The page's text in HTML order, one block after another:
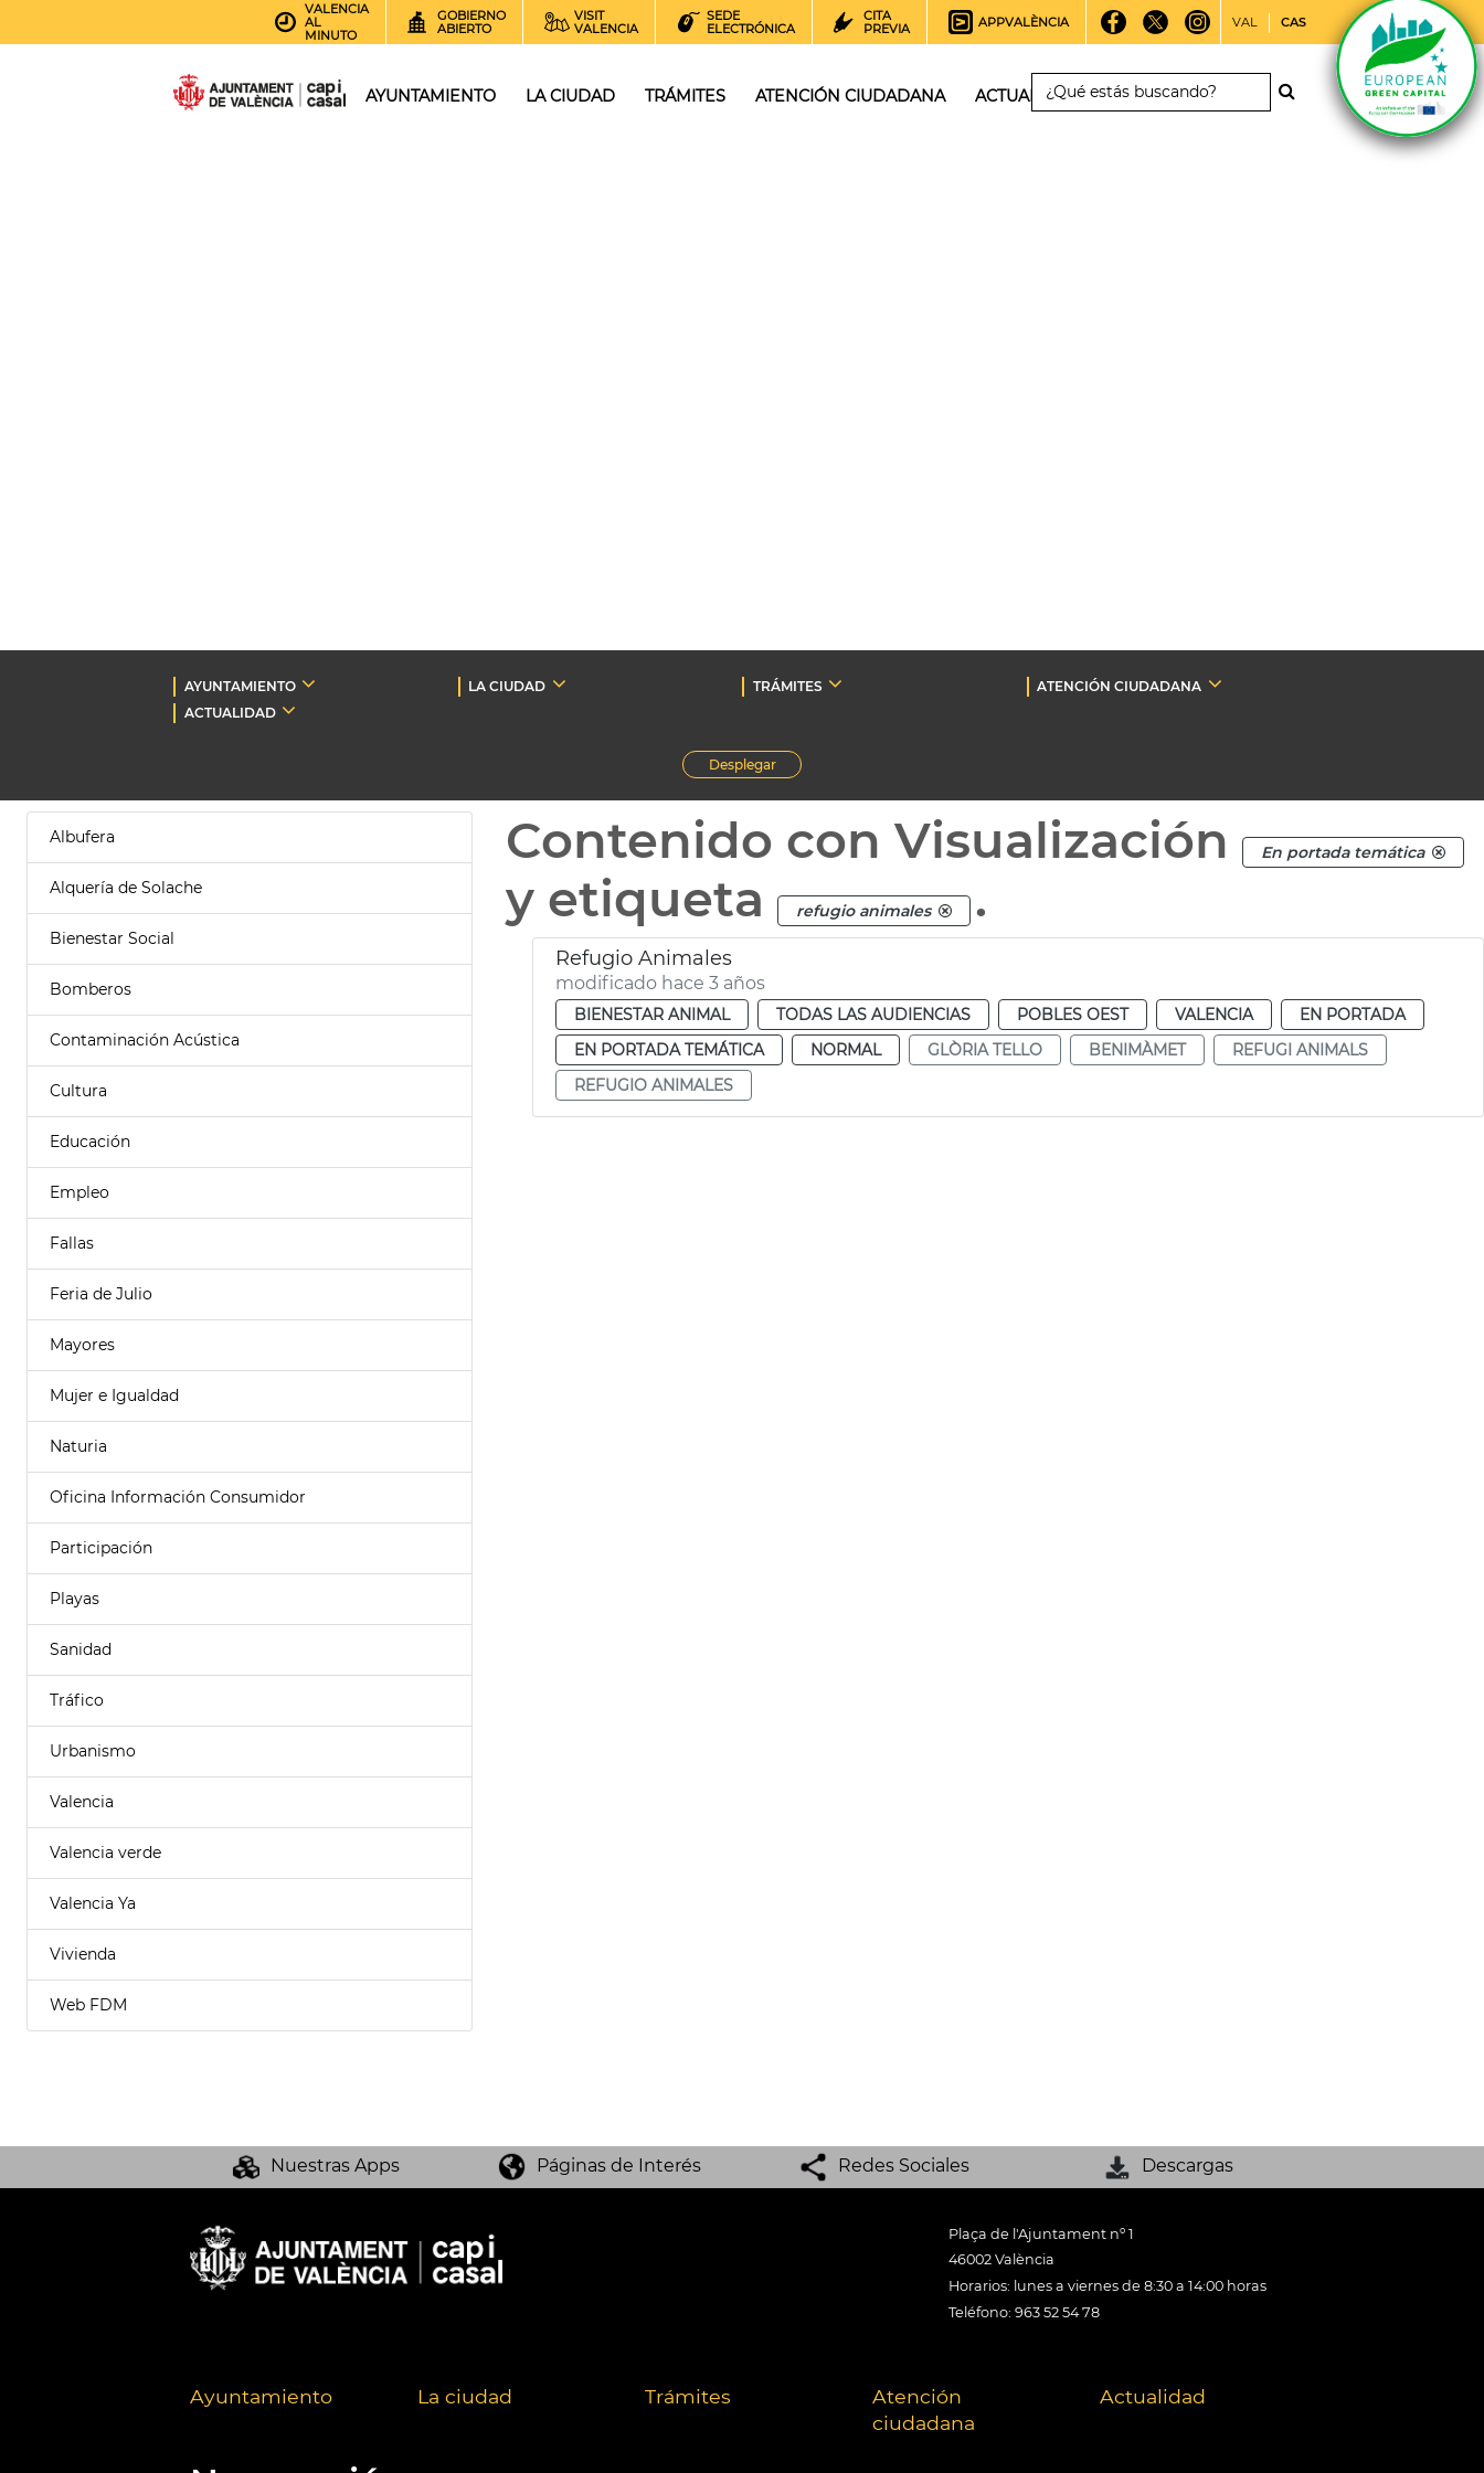
VALENCIA
AL
MINUTO
GOBIERNO
ABIERTO
VISIT
VALENCIA
SEDE
ELECTRÓNICA
CITA
PREVIA
APPVALÈNCIA VAL CAS
AYUNTAMIENTO LA CIUDAD TRÁMITES ATENCIÓN CIUDADANA ACTUALIDAD
AYUNTAMIENTO LA CIUDAD TRÁMITES
ATENCIÓN CIUDADANA
ACTUALIDAD
Desplegar
Albufera
Alquería de Solache
Bienestar Social
Bomberos
Contaminación Acústica
Cultura
Educación
Empleo
Fallas
Feria de Julio
Mayores
Mujer e Igualdad
Naturia
Oficina Información Consumidor
Participación
Playas
Sanidad
Tráfico
Urbanismo
Valencia
Valencia verde
Valencia Ya
Vivienda
Web FDM
Contenido con Visualización En portada temática
y etiqueta refugio animales .
Refugio Animales
modificado hace 3 años
BIENESTAR ANIMAL TODAS LAS AUDIENCIAS POBLES OEST VALENCIA
EN PORTADA
EN PORTADA TEMÁTICA
NORMAL GLÒRIA TELLO BENIMÀMET
REFUGI ANIMALS
REFUGIO ANIMALES
Nuestras Apps Páginas de Interés Redes Sociales Descargas
Plaça de l'Ajuntament nº 1
46002 València
Horarios: lunes a viernes de 8:30 a 14:00 horas
Teléfono: 963 52 54 78
Ayuntamiento La ciudad Trámites
Atención
ciudadana
Actualidad